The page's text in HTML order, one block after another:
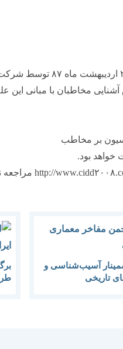
اولین كنفرانس معماری داخلی و
مخاطبان با مبانی این
آسیب‌شناسی و
تاريخی